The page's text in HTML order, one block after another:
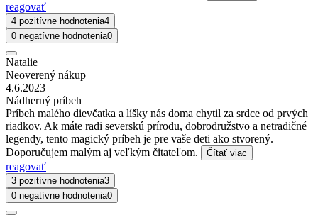
reagovať
4 pozitívne hodnotenia4
0 negatívne hodnotenia0
Natalie
Neoverený nákup
4.6.2023
Nádherný príbeh
Príbeh malého dievčatka a líšky nás doma chytil za srdce od prvých
riadkov. Ak máte radi severskú prírodu, dobrodružstvo a netradičné
legendy, tento magický príbeh je pre vaše deti ako stvorený.
Doporučujem malým aj veľkým čitateľom.
Čítať viac
reagovať
3 pozitívne hodnotenia3
0 negatívne hodnotenia0